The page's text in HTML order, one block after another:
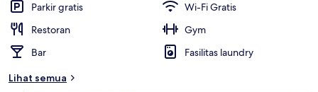
Parkir gratis
Wi-Fi Gratis
Restoran
Gym
Bar
Fasilitas laundry
Lihat semua